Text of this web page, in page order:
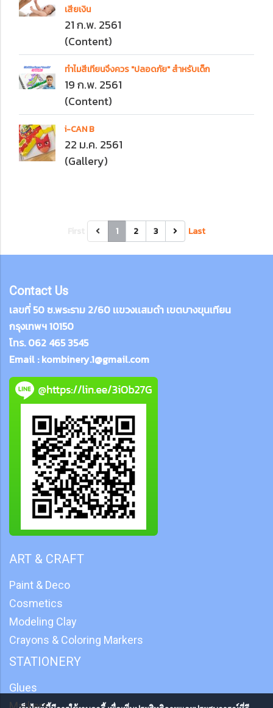
เสียเงิน
21 ก.พ. 2561
(Content)
ทำไมสีเทียนจึงควร "ปลอดภัย" สำหรับเด็ก
19 ก.พ. 2561
(Content)
i-CAN B
22 ม.ค. 2561
(Gallery)
1 2 3 Last
Contact Us
เลขที่ 50 ซ.พระราม 2/60 เเขวงเเสมดำ เขตบางขุนเทียน
กรุงเทพฯ 10150
โทร. 062 465 3545
Email : kombinery.1@gmail.com
ART & CRAFT
Paint & Deco
Cosmetics
Modeling Clay
Crayons & Coloring Markers
STATIONERY
Glues